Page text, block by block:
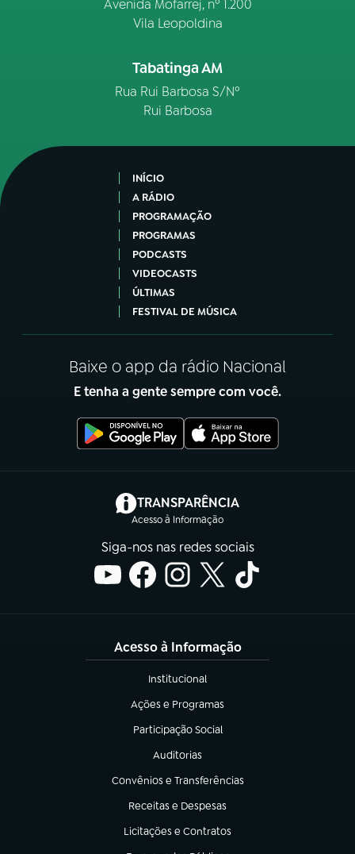
Avenida Mofarrej, nº 1.200
Vila Leopoldina
Tabatinga AM
Rua Rui Barbosa S/Nº
Rui Barbosa
INÍCIO
A RÁDIO
PROGRAMAÇÃO
PROGRAMAS
PODCASTS
VIDEOCASTS
ÚLTIMAS
FESTIVAL DE MÚSICA
Baixe o app da rádio Nacional
E tenha a gente sempre com você.
TRANSPARÊNCIA
Acesso à Informação
(abre em nova aba)
Siga-nos nas redes sociais
Acesso à Informação
Institucional
(abre em nova aba)
Ações e Programas
(abre em nova aba)
Participação Social
(abre em nova aba)
Auditorias
(abre em nova aba)
Convênios e Transferências
(abre em nova aba)
Receitas e Despesas
(abre em nova aba)
Licitações e Contratos
(abre em nova aba)